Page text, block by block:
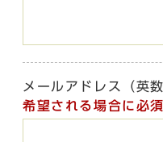
メールアドレス（英数
希望される場合に必